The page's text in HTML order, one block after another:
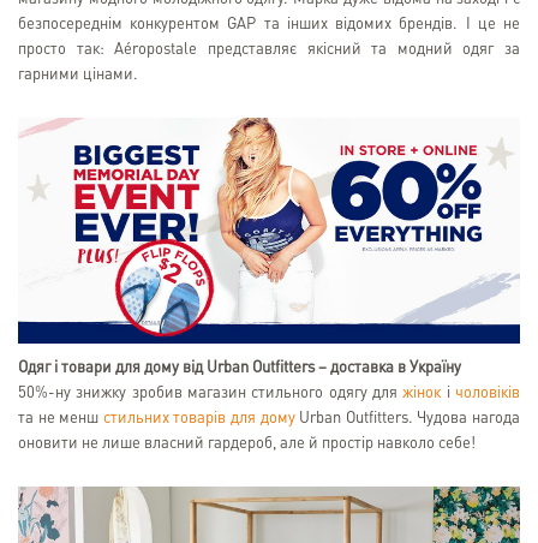
безпосереднім конкурентом GAP та інших відомих брендів. І це не
просто так: Aéropostale представляє якісний та модний одяг за
гарними цінами.
Одяг і товари для дому від Urban Outfitters – доставка в Україну
50%-ну знижку зробив магазин стильного одягу дляжінок і чоловіків
та не менш стильних товарів для домуUrban Outfitters. Чудова нагода
оновити не лише власний гардероб, але й простір навколо себе!